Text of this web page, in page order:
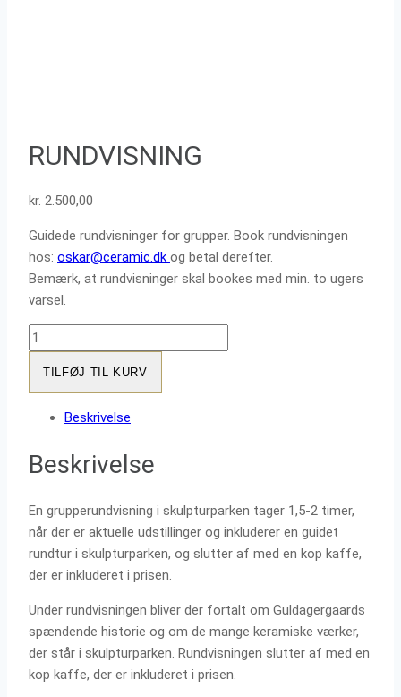
RUNDVISNING
kr. 2.500,00
Guidede rundvisninger for grupper. Book rundvisningen
hos: oskar@ceramic.dk og betal derefter.
Bemærk, at rundvisninger skal bookes med min. to ugers
varsel.
Rundvisning
antal
TILFØJ TIL KURV
Beskrivelse
Beskrivelse
En grupperundvisning i skulpturparken tager 1,5-2 timer,
når der er aktuelle udstillinger og inkluderer en guidet
rundtur i skulpturparken, og slutter af med en kop kaffe,
der er inkluderet i prisen.
Under rundvisningen bliver der fortalt om Guldagergaards
spændende historie og om de mange keramiske værker,
der står i skulpturparken. Rundvisningen slutter af med en
kop kaffe, der er inkluderet i prisen.